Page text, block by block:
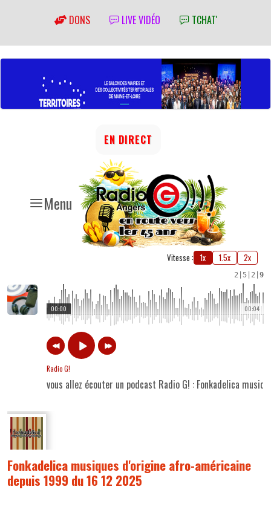
DONS LIVE VIDÉO TCHAT'
Menu
EN DIRECT
Vitesse : 1x 1.5x 2x
2 5 2 9
00:04
00:00
Radio G!
vous allez écouter un podcast Radio G! : Fonkadelica
Fonkadelica musiques d'origine afro-américaine
depuis 1999 du 16 12 2025